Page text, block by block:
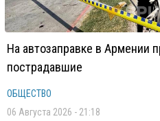
На автозаправке в Армении
пострадавшие
ОБЩЕСТВО
06 Августа 2026 - 21:18